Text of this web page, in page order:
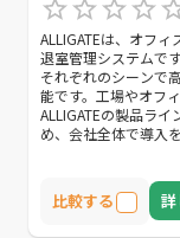
ALLIGATEは、オフ
退室管理システムで
それぞれのシーンで
能です。工場やオフ
ALLIGATEの製品ラ
め、会社全体で導入
比較する 詳